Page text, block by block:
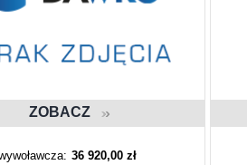
ZOBACZ
36 920,00 zł